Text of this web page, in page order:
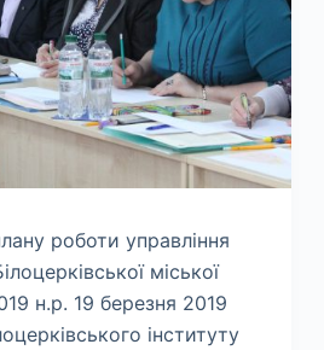
роботи управління
міської
н.р. 19 березня 2019
інституту